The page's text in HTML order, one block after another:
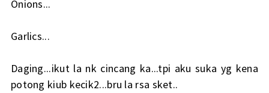
Onions...
Garlics...
Daging...ikut la nk cincang ka...tpi aku suka yg kena
potong kiub kecik2...bru la rsa sket..